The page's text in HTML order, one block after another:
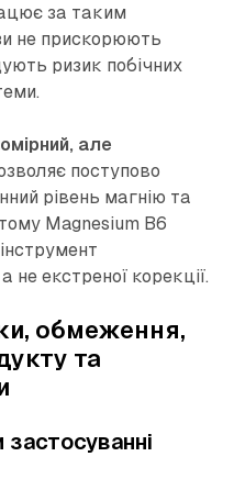
за таким
не прискорюють
ризик побічних
але
поступово
рівень магнію та
Magnesium B6
не екстреної корекції.
обмеження,
та